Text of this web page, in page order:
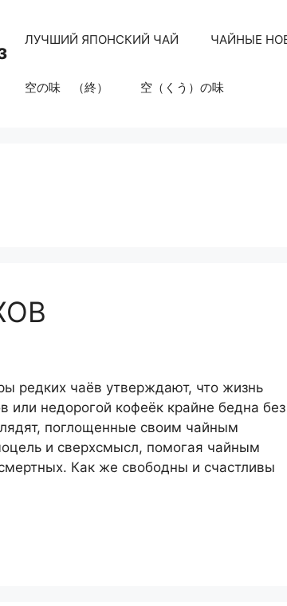
ЛУЧШИЙ ЯПОНСКИЙ ЧАЙ ЧАЙНЫЕ
空の味 （終） 空（くう）の味
редких чаёв утверждают, что жизнь
недорогой кофеёк крайне бедна без
поглощенные своим чайным
и сверхсмысл, помогая чайным
Как же свободны и счастливы